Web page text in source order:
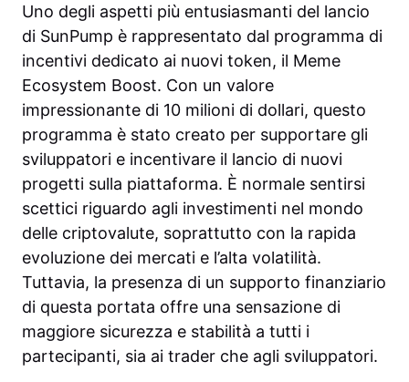
Uno degli aspetti più entusiasmanti del lancio
di SunPump è rappresentato dal programma di
incentivi dedicato ai nuovi token, il Meme
Ecosystem Boost. Con un valore
impressionante di 10 milioni di dollari, questo
programma è stato creato per supportare gli
sviluppatori e incentivare il lancio di nuovi
progetti sulla piattaforma. È normale sentirsi
scettici riguardo agli investimenti nel mondo
delle criptovalute, soprattutto con la rapida
evoluzione dei mercati e l’alta volatilità.
Tuttavia, la presenza di un supporto finanziario
di questa portata offre una sensazione di
maggiore sicurezza e stabilità a tutti i
partecipanti, sia ai trader che agli sviluppatori.